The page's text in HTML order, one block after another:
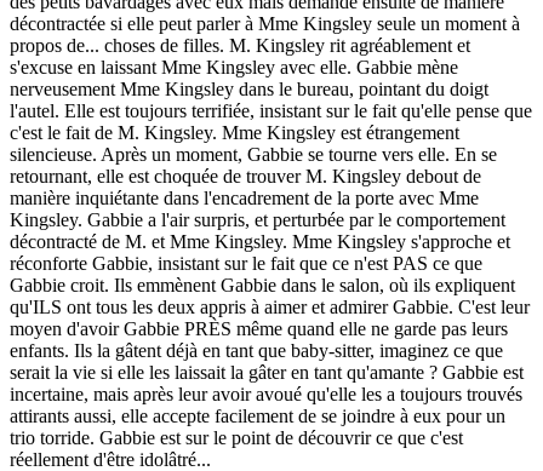
décontractée si elle peut parler à Mme Kingsley seule un moment à
propos de... choses de filles. M. Kingsley rit agréablement et
s'excuse en laissant Mme Kingsley avec elle. Gabbie mène
nerveusement Mme Kingsley dans le bureau, pointant du doigt
l'autel. Elle est toujours terrifiée, insistant sur le fait qu'elle pense que
c'est le fait de M. Kingsley. Mme Kingsley est étrangement
silencieuse. Après un moment, Gabbie se tourne vers elle. En se
retournant, elle est choquée de trouver M. Kingsley debout de
manière inquiétante dans l'encadrement de la porte avec Mme
Kingsley. Gabbie a l'air surpris, et perturbée par le comportement
décontracté de M. et Mme Kingsley. Mme Kingsley s'approche et
réconforte Gabbie, insistant sur le fait que ce n'est PAS ce que
Gabbie croit. Ils emmènent Gabbie dans le salon, où ils expliquent
qu'ILS ont tous les deux appris à aimer et admirer Gabbie. C'est leur
moyen d'avoir Gabbie PRÈS même quand elle ne garde pas leurs
enfants. Ils la gâtent déjà en tant que baby-sitter, imaginez ce que
serait la vie si elle les laissait la gâter en tant qu'amante ? Gabbie est
incertaine, mais après leur avoir avoué qu'elle les a toujours trouvés
attirants aussi, elle accepte facilement de se joindre à eux pour un
trio torride. Gabbie est sur le point de découvrir ce que c'est
réellement d'être idolâtré...